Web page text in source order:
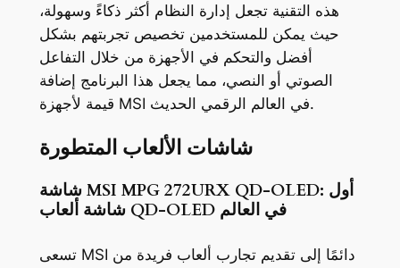
هذه التقنية تجعل إدارة النظام أكثر ذكاءً وسهولة،
حيث يمكن للمستخدمين تخصيص تجربتهم بشكل
أفضل والتحكم في الأجهزة من خلال التفاعل
الصوتي أو النصي، مما يجعل هذا البرنامج إضافة
قيمة لأجهزة MSI في العالم الرقمي الحديث.
شاشات الألعاب المتطورة
شاشة MSI MPG 272URX QD-OLED: أول
شاشة ألعاب QD-OLED في العالم
تسعى MSI دائمًا إلى تقديم تجارب ألعاب فريدة من